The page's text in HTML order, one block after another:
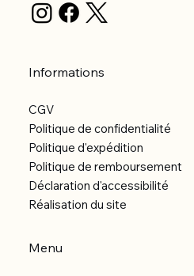
Informations
CGV
Politique de confidentialité
Politique d'expédition
Politique de remboursement
Déclaration d'accessibilité
Réalisation du site
Menu